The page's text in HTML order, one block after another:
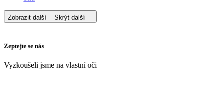
Zobrazit další Skrýt další
Zeptejte se nás
Vyzkoušeli jsme na vlastní oči